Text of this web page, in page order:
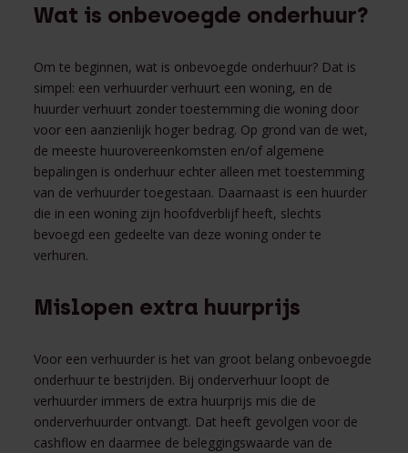
Wat is onbevoegde onderhuur?
Om te beginnen, wat is onbevoegde onderhuur? Dat is
simpel: een verhuurder verhuurt een woning, en de
huurder verhuurt zonder toestemming die woning door
voor een aanzienlijk hoger bedrag. Op grond van de wet,
de meeste huurovereenkomsten en/of algemene
bepalingen is onderhuur echter alleen met toestemming
van de verhuurder toegestaan. Daarnaast is een huurder
die in een woning zijn hoofdverblijf heeft, slechts
bevoegd een gedeelte van deze woning onder te
verhuren.
Mislopen extra huurprijs
Voor een verhuurder is het van groot belang onbevoegde
onderhuur te bestrijden. Bij onderverhuur loopt de
verhuurder immers de extra huurprijs mis die de
onderverhuurder ontvangt. Dat heeft gevolgen voor de
cashflow en daarmee de beleggingswaarde van de